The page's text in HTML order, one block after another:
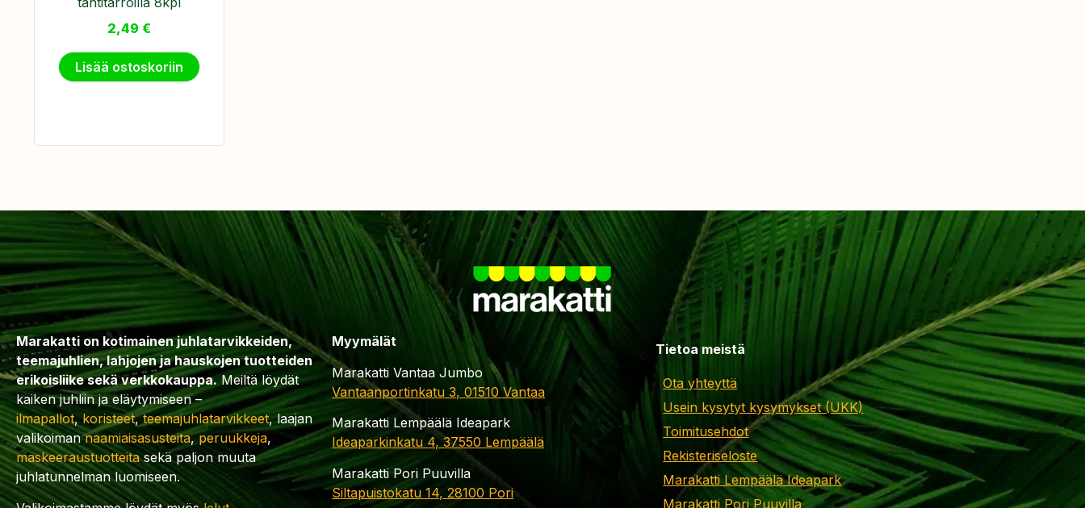
2,49 €
Lisää ostoskoriin
Marakatti on kotimainen juhlatarvikkeiden,
teemajuhlien, lahjojen ja hauskojen tuotteiden
erikoisliike sekä verkkokauppa.Meiltä löydät
kaiken juhliin ja eläytymiseen –
ilmapallot,koristeet,teemajuhlatarvikkeet, laajan
valikoimannaamiaisasusteita,peruukkeja,
maskeeraustuotteitasekä paljon muuta
juhlatunnelman luomiseen.
Myymälät
Marakatti Vantaa Jumbo
Vantaanportinkatu 3, 01510 Vantaa
Marakatti Lempäälä Ideapark
Ideaparkinkatu 4, 37550 Lempäälä
Marakatti Pori Puuvilla
Siltapuistokatu 14, 28100 Pori
Tietoa meistä
Ota yhteyttä
Usein kysytyt kysymykset (UKK)
Toimitusehdot
Rekisteriseloste
Marakatti Lempäälä Ideapark
Marakatti Pori Puuvilla